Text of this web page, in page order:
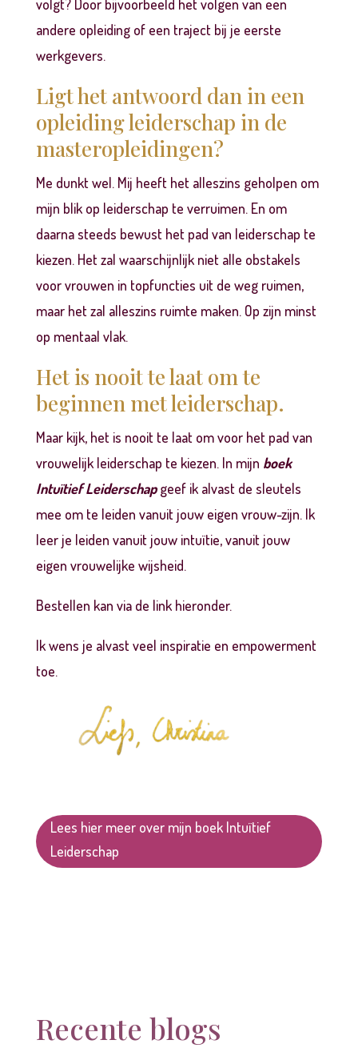
volgt? Door bijvoorbeeld het volgen van een
andere opleiding of een traject bij je eerste
werkgevers.
Ligt het antwoord dan in een
opleiding leiderschap in de
masteropleidingen?
Me dunkt wel. Mij heeft het alleszins geholpen om
mijn blik op leiderschap te verruimen. En om
daarna steeds bewust het pad van leiderschap te
kiezen. Het zal waarschijnlijk niet alle obstakels
voor vrouwen in topfuncties uit de weg ruimen,
maar het zal alleszins ruimte maken. Op zijn minst
op mentaal vlak.
Het is nooit te laat om te
beginnen met leiderschap.
Maar kijk, het is nooit te laat om voor het pad van
vrouwelijk leiderschap te kiezen. In mijn boek
Intuïtief Leiderschapgeef ik alvast de sleutels
mee om te leiden vanuit jouw eigen vrouw-zijn. Ik
leer je leiden vanuit jouw intuïtie, vanuit jouw
eigen vrouwelijke wijsheid.
Bestellen kan via de link hieronder.
Ik wens je alvast veel inspiratie en empowerment
toe.
Lees hier meer over mijn boek Intuïtief
Leiderschap
Recente blogs